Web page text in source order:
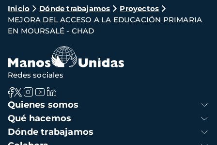
Ruta
de
navegación
Inicio Dónde trabajamos
Proyectos
MEJORA DEL ACCESO A LA EDUCACIÓN PRIMARIA
EN MOURSALÉ - CHAD
Navegación
principal
Quienes somos
Qué hacemos
Dónde trabajamos
Redes sociales